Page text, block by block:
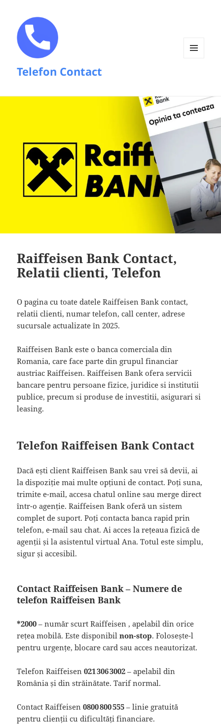
Telefon Contact
Raiffeisen Bank Contact,
Relatii clienti, Telefon
O pagina cu toate datele Raiffeisen Bank contact,
relatii clienti, numar telefon, call center, adrese
sucursale actualizate în 2025.
Raiffeisen Bank este o banca comerciala din
Romania, care face parte din grupul financiar
austriac Raiffeisen. Raiffeisen Bank ofera servicii
bancare pentru persoane fizice, juridice si institutii
publice, precum si produse de investitii, asigurari si
leasing.
Telefon Raiffeisen Bank Contact
Dacă ești client Raiffeisen Bank sau vrei să devii, ai
la dispoziție mai multe opțiuni de contact. Poți suna,
trimite e-mail, accesa chatul online sau merge direct
într-o agenție. Raiffeisen Bank oferă un sistem
complet de suport. Poți contacta banca rapid prin
telefon, e-mail sau chat. Ai acces la rețeaua fizică de
agenții și la asistentul virtual Ana. Totul este simplu,
sigur și accesibil.
Contact Raiffeisen Bank – Numere de
telefon Raiffeisen Bank
*2000 – număr scurt Raiffeisen , apelabil din orice
rețea mobilă. Este disponibilnon-stop. Folosește-l
pentru urgențe, blocare card sau acces neautorizat.
Telefon Raiffeisen021 306 3002 – apelabil din
România și din străinătate. Tarif normal.
Contact Raiffeisen0800 800 555 – linie gratuită
pentru clienții cu dificultăți financiare.